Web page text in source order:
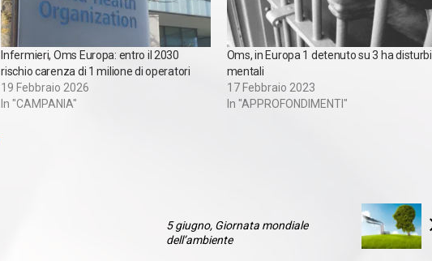
Infermieri, Oms Europa: entro il 2030
rischio carenza di 1 milione di operatori
19 Febbraio 2026
In "CAMPANIA"
Oms, in Europa 1 detenuto su 3 ha disturbi
mentali
17 Febbraio 2023
In "APPROFONDIMENTI"
5 giugno, Giornata mondiale
dell’ambiente